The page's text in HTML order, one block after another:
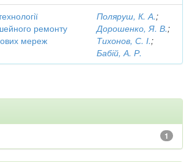
ремонту
мереж
Поляруш, К. А.;
Дорошенко, Я. В.;
Тихонов, С. І.;
Бабій, А. Р.
1